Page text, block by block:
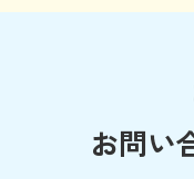
お問い